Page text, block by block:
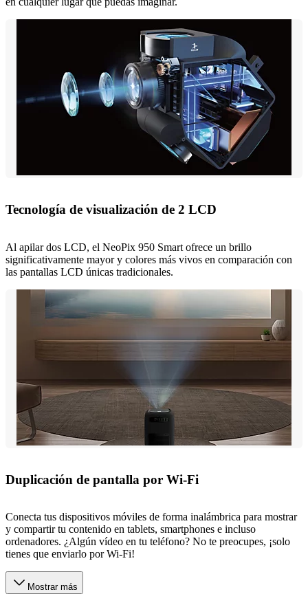
Tecnología de visualización de 2 LCD
Al apilar dos LCD, el NeoPix 950 Smart ofrece un brillo
significativamente mayor y colores más vivos en comparación con
las pantallas LCD únicas tradicionales.
Duplicación de pantalla por Wi-Fi
Conecta tus dispositivos móviles de forma inalámbrica para mostrar
y compartir tu contenido en tablets, smartphones e incluso
ordenadores. ¿Algún vídeo en tu teléfono? No te preocupes, ¡solo
tienes que enviarlo por Wi-Fi!
Mostrar más